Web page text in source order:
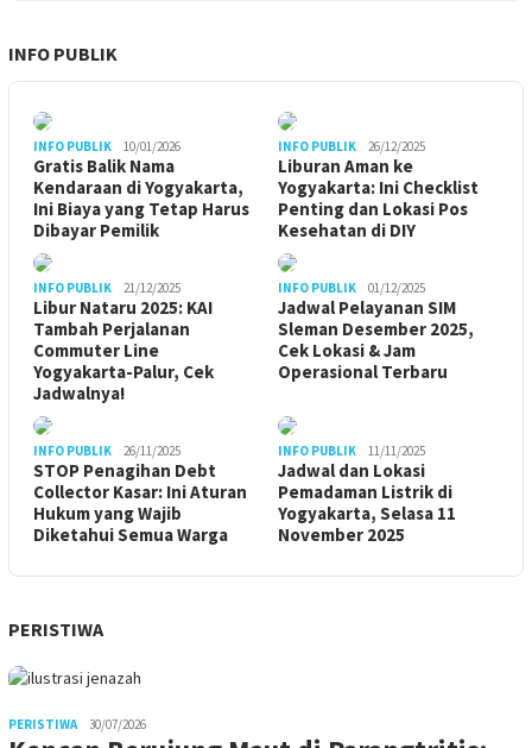
INFO PUBLIK
INFO PUBLIK 10/01/2026
Gratis Balik Nama
Kendaraan di Yogyakarta,
Ini Biaya yang Tetap Harus
Dibayar Pemilik
INFO PUBLIK 26/12/2025
Liburan Aman ke
Yogyakarta: Ini Checklist
Penting dan Lokasi Pos
Kesehatan di DIY
INFO PUBLIK 21/12/2025
Libur Nataru 2025: KAI
Tambah Perjalanan
Commuter Line
Yogyakarta-Palur, Cek
Jadwalnya!
INFO PUBLIK 01/12/2025
Jadwal Pelayanan SIM
Sleman Desember 2025,
Cek Lokasi & Jam
Operasional Terbaru
INFO PUBLIK 26/11/2025
STOP Penagihan Debt
Collector Kasar: Ini Aturan
Hukum yang Wajib
Diketahui Semua Warga
INFO PUBLIK 11/11/2025
Jadwal dan Lokasi
Pemadaman Listrik di
Yogyakarta, Selasa 11
November 2025
PERISTIWA
PERISTIWA 30/07/2026